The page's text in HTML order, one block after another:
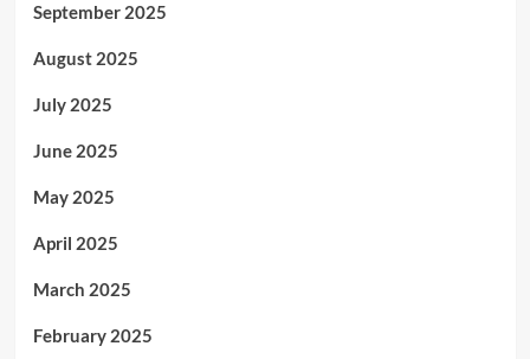
September 2025
August 2025
July 2025
June 2025
May 2025
April 2025
March 2025
February 2025